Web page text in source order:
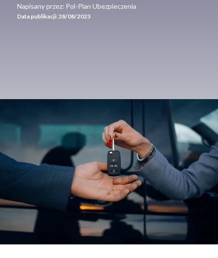
Napisany przez: Pol-Plan Ubezpieczenia
Data publikacji: 28/08/2023